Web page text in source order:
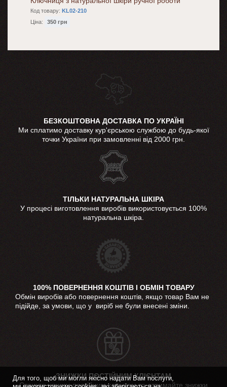
Код товару: KL02-210
Ціна:
350 грн
БЕЗКОШТОВНА ДОСТАВКА ПО УКРАЇНІ
Ми сплатимо доставку кур'єрською службою до будь-якої
точки України при замовленні від 2000 грн.
ТІЛЬКИ НАТУРАЛЬНА ШКІРА
У процесі виготовлення виробів використовується 100%
натуральна шкіра.
100% ПОВЕРНЕННЯ КОШТІВ І ОБМІН ТОВАРУ
Обмін виробів або повернення коштів, якщо товар Вам не
підійде, за умови, що у виріб не були внесені зміни.
ЗНИЖКИ ПОСТІЙНИМ КЛІЄНТАМ
Станьте нашим постійним клієнтом та отримайте знижки
Для того, щоб ми могли якісно надати Вам послуги,